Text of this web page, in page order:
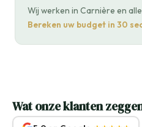
Wij werken in Carnière en
Bereken uw budget in 30
Wat onze klanten